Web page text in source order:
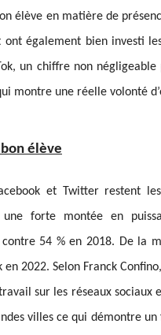
élève en matière de
ont également bien investi
un chiffre non
montre une réelle volonté
élève
et Twitter restent
forte montée en
54 % en 2018. De la
2022. Selon Franck
sur les réseaux sociaux
villes ce qui démontre